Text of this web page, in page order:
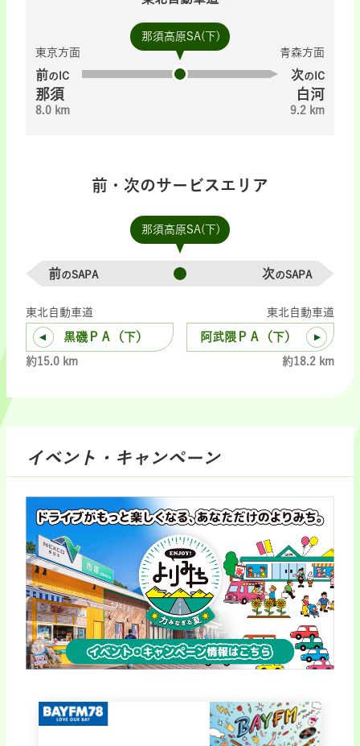
那須高原SA(下)
東京方面
前のIC
那須
8.0 km
青森方面
次のIC
白河
9.2 km
前・次のサービスエリア
那須高原SA(下)
前のSAPA 次のSAPA
東北自動車道
黒磯ＰＡ（下）
約15.0 km
東北自動車道
阿武隈ＰＡ（下）
約18.2 km
イベント・キャンペーン